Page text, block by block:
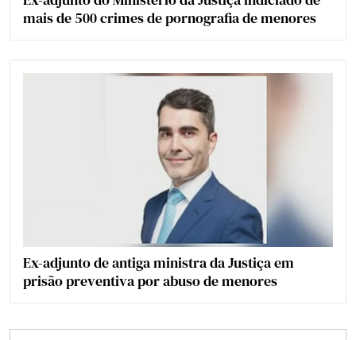
mais de 500 crimes de pornografia de menores
Ex-adjunto de antiga ministra da Justiça em
prisão preventiva por abuso de menores